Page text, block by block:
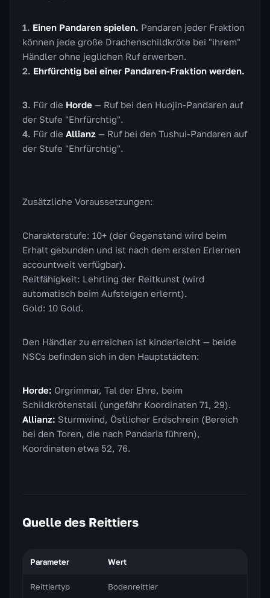
Einen Pandaren spielen. Pandaren jeder Fraktion
können jede große Drachenschildkröte bei "ihrem"
Händler ohne jeglichen Ruf erwerben.
Ehrfürchtig bei einer Pandaren-Fraktion werden.
Für die Horde — Ruf bei den Huojin-Pandaren auf
der Stufe "Ehrfürchtig".
Für die Allianz — Ruf bei den Tushui-Pandaren auf
der Stufe "Ehrfürchtig".
Zusätzliche Voraussetzungen:
Charakterstufe: 10+ (der Gegenstand wird beim
Erhalt gebunden und ist nach dem ersten Erlernen
accountweit verfügbar).
Reitfähigkeit: Lehrling der Reitkunst (wird
automatisch beim Aufsteigen erlernt).
Gold: 10 Gold.
Den Händler zu erreichen ist kinderleicht — beide
NSCs befinden sich in den Hauptstädten:
Horde: Orgrimmar, Tal der Ehre, beim
Schildkrötenstall (ungefähr Koordinaten 71, 29).
Allianz: Sturmwind, Östlicher Erdschrein (Bereich
bei den Toren, die nach Pandaria führen),
Koordinaten etwa 52, 76.
Quelle des Reittiers
Parameter Wert
Reittiertyp Bodenreittier